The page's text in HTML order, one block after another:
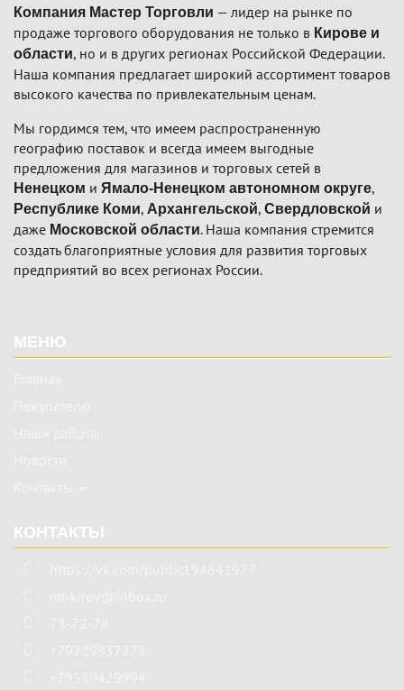
Компания Мастер Торговли — лидер на рынке по
продаже торгового оборудования не только в Кирове и
области, но и в других регионах Российской Федерации.
Наша компания предлагает широкий ассортимент товаров
высокого качества по привлекательным ценам.
Мы гордимся тем, что имеем распространенную
географию поставок и всегда имеем выгодные
предложения для магазинов и торговых сетей в
Ненецком и Ямало-Ненецком автономном округе,
Республике Коми, Архангельской, Свердловской и
даже Московской области. Наша компания стремится
создать благоприятные условия для развития торговых
предприятий во всех регионах России.
МЕНЮ
КОНТАКТЫ